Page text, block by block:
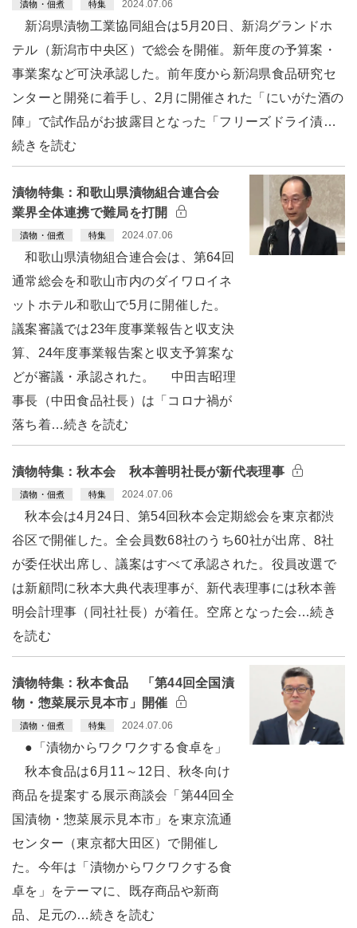
漬物・佃煮 特集 2024.07.06
新潟県漬物工業協同組合は5月20日、新潟グランドホ
テル（新潟市中央区）で総会を開催。新年度の予算案・
事業案など可決承認した。前年度から新潟県食品研究セ
ンターと開発に着手し、2月に開催された「にいがた酒の
陣」で試作品がお披露目となった「フリーズドライ漬…
続きを読む
漬物特集：和歌山県漬物組合連合会
業界全体連携で難局を打開
漬物・佃煮 特集 2024.07.06
和歌山県漬物組合連合会は、第64回
通常総会を和歌山市内のダイワロイネ
ットホテル和歌山で5月に開催した。
議案審議では23年度事業報告と収支決
算、24年度事業報告案と収支予算案な
どが審議・承認された。 中田吉昭理
事長（中田食品社長）は「コロナ禍が
落ち着…続きを読む
漬物特集：秋本会 秋本善明社長が新代表理事
漬物・佃煮 特集 2024.07.06
秋本会は4月24日、第54回秋本会定期総会を東京都渋
谷区で開催した。全会員数68社のうち60社が出席、8社
が委任状出席し、議案はすべて承認された。役員改選で
は新顧問に秋本大典代表理事が、新代表理事には秋本善
明会計理事（同社社長）が着任。空席となった会…続き
を読む
漬物特集：秋本食品 「第44回全国漬
物・惣菜展示見本市」開催
漬物・佃煮 特集 2024.07.06
●「漬物からワクワクする食卓を」
秋本食品は6月11～12日、秋冬向け
商品を提案する展示商談会「第44回全
国漬物・惣菜展示見本市」を東京流通
センター（東京都大田区）で開催し
た。今年は「漬物からワクワクする食
卓を」をテーマに、既存商品や新商
品、足元の…続きを読む